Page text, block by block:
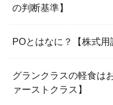
の判断基準】
POとはなに？【株式用
グランクラスの軽食は
ァーストクラス】